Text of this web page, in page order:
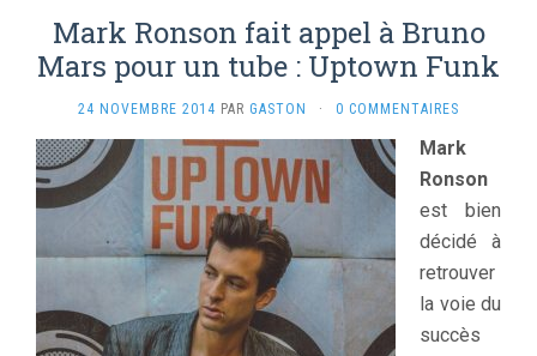
Mark Ronson fait appel à Bruno
Mars pour un tube : Uptown Funk
24 NOVEMBRE 2014 PAR GASTON · 0 COMMENTAIRES
Mark
Ronson
est bien
décidé à
retrouver
la voie du
succès